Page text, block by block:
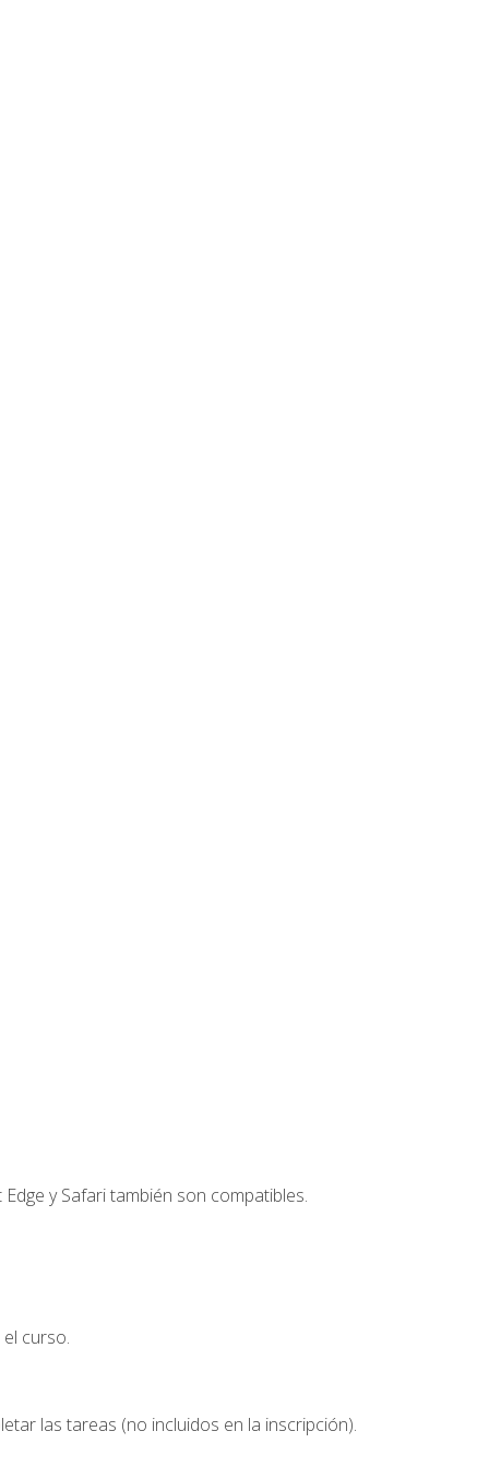
y Safari también son compatibles.
curso.
las tareas (no incluidos en la inscripción).